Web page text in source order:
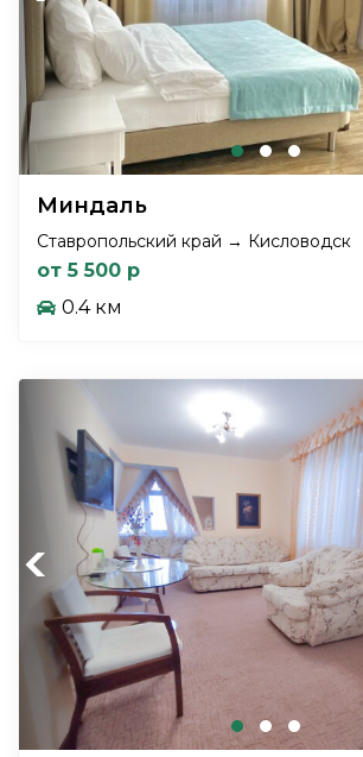
Миндаль
Ставропольский край → Кисловодск
от 5 500 р
0.4 км
Previous